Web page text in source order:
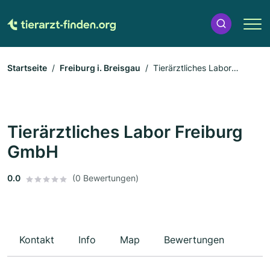
Startseite Freiburg i. Breisgau
Tierärztliches Labor
Tierärztliches Labor Freiburg
GmbH
0.0 (0 Bewertungen)
Kontakt Info Map Bewertungen